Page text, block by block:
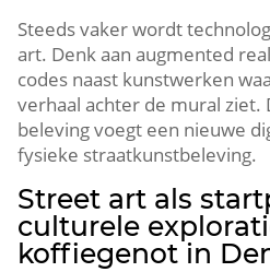
Steeds vaker wordt
art.​ Denk aan augmented
codes naast kunstwerken
verhaal achter de mural ziet.​
beleving voegt een nieuwe
fysieke straatkunstbeleving.​
Street art als
culturele
koffiegenot in